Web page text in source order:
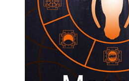
Les Cités des Anciens, Intégrale 1
Robin Hobb
Fantasy Art: Peindre Un Univers De